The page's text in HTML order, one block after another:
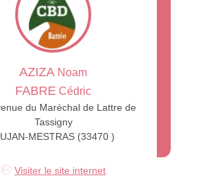
AZIZA Noam
FABRE Cédric
du Maréchal de Lattre de
Tassigny
MESTRAS (33470 )
Visiter le site internet